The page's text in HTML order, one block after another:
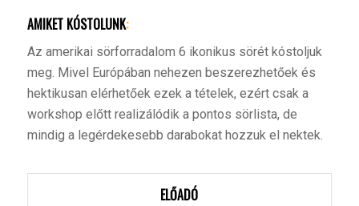
AMIKET KÓSTOLUNK:
Az amerikai sörforradalom 6 ikonikus sörét kóstoljuk
meg. Mivel Európában nehezen beszerezhetőek és
hektikusan elérhetőek ezek a tételek, ezért csak a
workshop előtt realizálódik a pontos sörlista, de
mindig a legérdekesebb darabokat hozzuk el nektek.
ELŐADÓ